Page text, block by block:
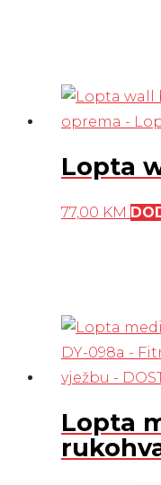
Lopta
77,00 KM
Lopta